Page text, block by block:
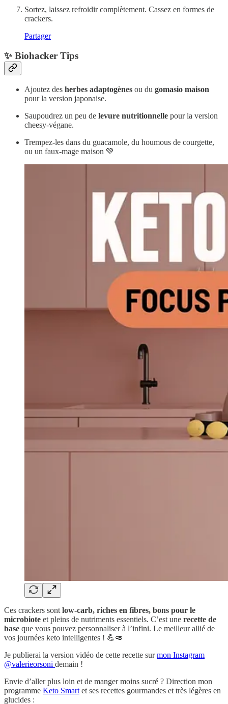
Sortez, laissez refroidir complètement. Cassez en formes de
crackers.
Partager
✨ Biohacker Tips
Ajoutez des herbes adaptogènes ou du gomasio maison
pour la version japonaise.
Saupoudrez un peu de levure nutritionnelle pour la version
cheesy-végane.
Trempez-les dans du guacamole, du houmous de courgette,
ou un faux-mage maison 💚
Ces crackers sont low-carb, riches en fibres, bons pour le
microbiote et pleins de nutriments essentiels. C’est une recette de
base que vous pouvez personnaliser à l’infini. Le meilleur allié de
vos journées keto intelligentes ! 💪🥑
Je publierai la version vidéo de cette recette surmon Instagram
@valerieorsoni demain !
Envie d’aller plus loin et de manger moins sucré ? Direction mon
programme Keto Smart et ses recettes gourmandes et très légères en
glucides :